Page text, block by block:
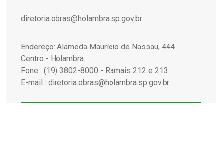
diretoria.obras@holambra.sp.gov.br
Endereço: Alameda Maurício de Nassau, 444 -
Centro - Holambra
Fone : (19) 3802-8000 - Ramais 212 e 213
E-mail : diretoria.obras@holambra.sp.gov.br